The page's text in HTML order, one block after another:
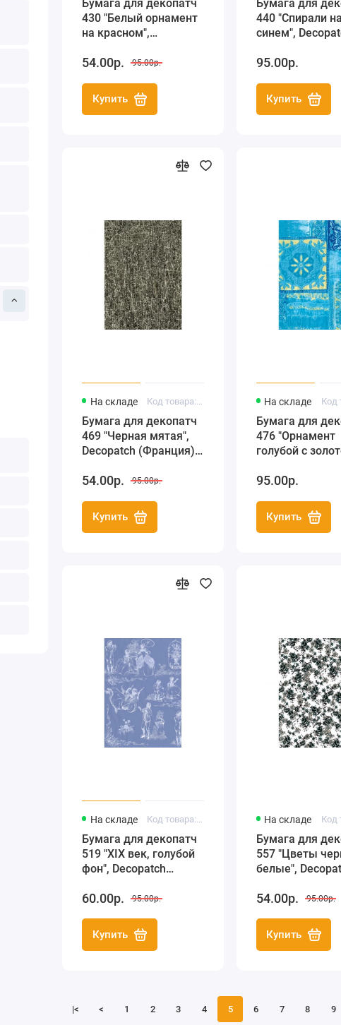
Бумага для декопатч
430 "Белый орнамент
на красном",
30х40 см
54.00р. 95.00р.
Купить
Бумага для
440 "Спирали на
синем",
95.00р.
Купить
На складе Код товара: FDA469
Бумага для декопатч
469 "Черная мятая",
Decopatch (Франция),
54.00р. 95.00р.
Купить
На складе
Бумага для
476 "Орнамент
голубой с
30х40 см
95.00р.
Купить
На складе
Бумага для декопатч
519 "ХIХ век, голубой
фон", Decopatch
60.00р. 95.00р.
Купить
На складе
Бумага для
557 "Цветы
белые", Decopatch
54.00р. 95.00р.
Купить
|< < 1 2 3 4 5 6 7 8 9